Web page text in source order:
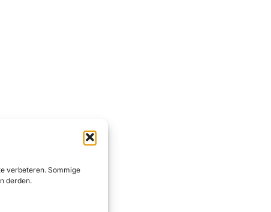
verbeteren. Sommige
derden.